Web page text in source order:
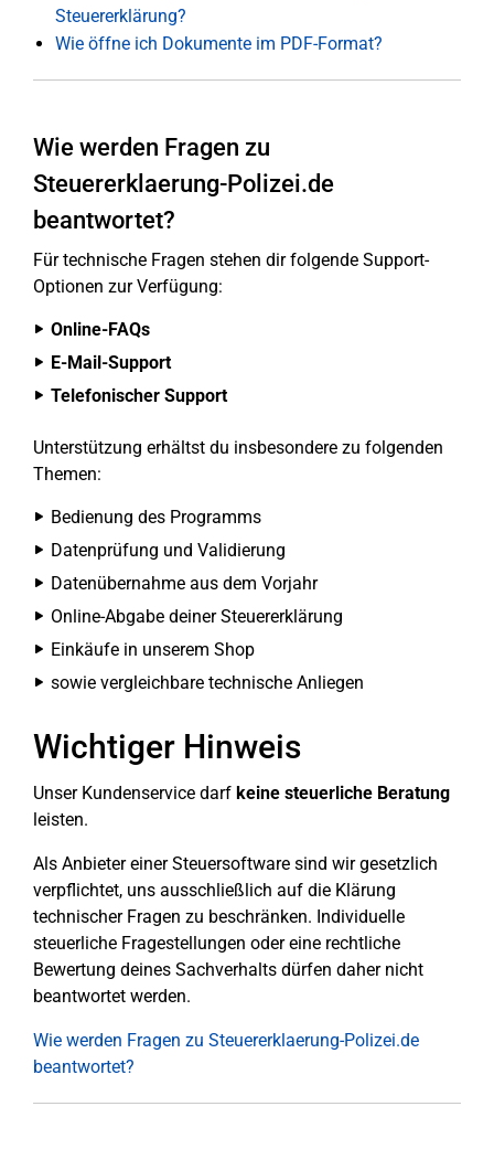
Steuererklärung?
Wie öffne ich Dokumente im PDF-Format?
Wie werden Fragen zu
Steuererklaerung-Polizei.de
beantwortet?
Für technische Fragen stehen dir folgende Support-
Optionen zur Verfügung:
Online-FAQs
E-Mail-Support
Telefonischer Support
Unterstützung erhältst du insbesondere zu folgenden
Themen:
Bedienung des Programms
Datenprüfung und Validierung
Datenübernahme aus dem Vorjahr
Online-Abgabe deiner Steuererklärung
Einkäufe in unserem Shop
sowie vergleichbare technische Anliegen
Wichtiger Hinweis
Unser Kundenservice darf keine steuerliche Beratung
leisten.
Als Anbieter einer Steuersoftware sind wir gesetzlich
verpflichtet, uns ausschließlich auf die Klärung
technischer Fragen zu beschränken. Individuelle
steuerliche Fragestellungen oder eine rechtliche
Bewertung deines Sachverhalts dürfen daher nicht
beantwortet werden.
Wie werden Fragen zu Steuererklaerung-Polizei.de
beantwortet?